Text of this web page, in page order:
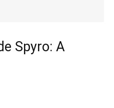
Spyro: A